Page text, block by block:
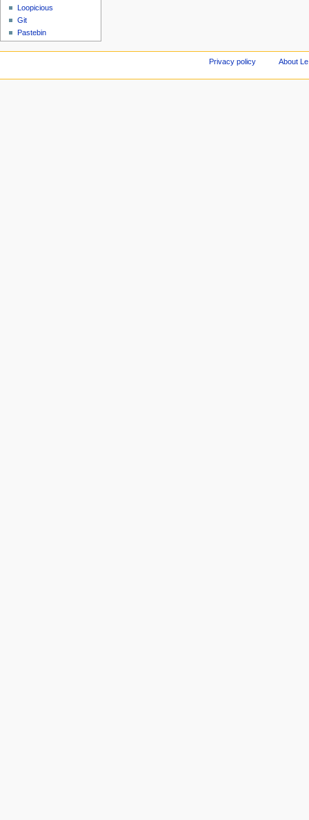
Loopicious
Git
Pastebin
Privacy policy About